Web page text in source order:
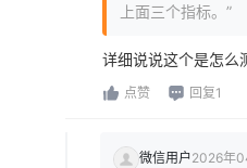
上面三个指标。”
详细说说这个是怎么
点赞 回复1
微信用户2026年